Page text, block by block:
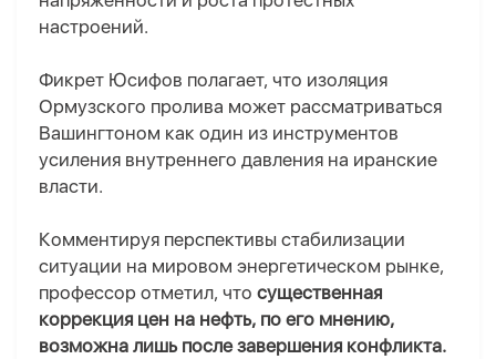
настроений.
Фикрет Юсифов полагает, что изоляция
Ормузского пролива может рассматриваться
Вашингтоном как один из инструментов
усиления внутреннего давления на иранские
власти.
Комментируя перспективы стабилизации
ситуации на мировом энергетическом рынке,
профессор отметил, что существенная
коррекция цен на нефть, по его мнению,
возможна лишь после завершения конфликта.